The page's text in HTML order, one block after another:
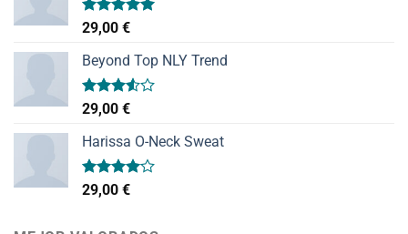
Valorado
con
de 5
29,00 €
Beyond Top NLY Trend
Valorado
con
3.50de
5
29,00 €
Harissa O-Neck Sweat
Valorado
con
29,00 €